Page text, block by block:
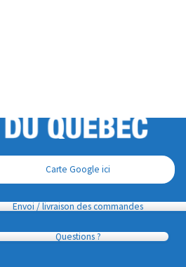
Carte Google ici
Envoi / livraison des commandes
Questions ?